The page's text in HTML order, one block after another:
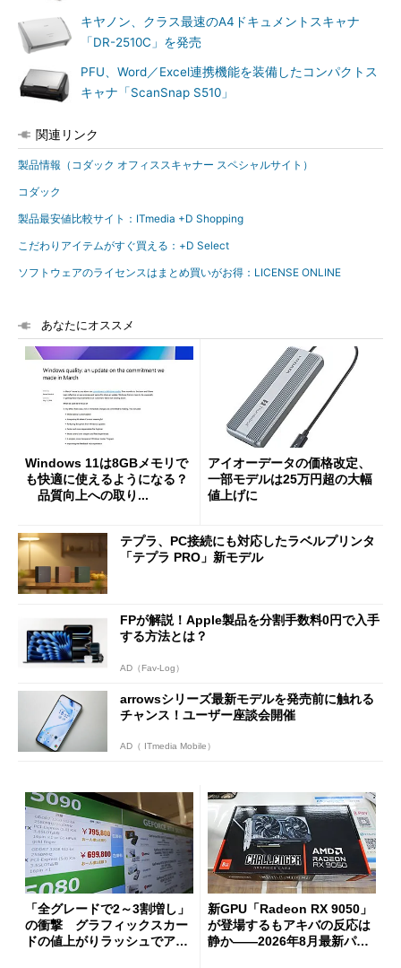
キヤノン、クラス最速のA4ドキュメントスキャナ
「DR-2510C」を発売
PFU、Word／Excel連携機能を装備したコンパクトス
キャナ「ScanSnap S510」
関連リンク
製品情報（コダック オフィススキャナー スペシャルサイト）
コダック
製品最安値比較サイト：ITmedia +D Shopping
こだわりアイテムがすぐ買える：+D Select
ソフトウェアのライセンスはまとめ買いがお得：LICENSE ONLINE
あなたにオススメ
Windows 11は8GBメモリで
も快適に使えるようになる？
品質向上への取り...
アイオーデータの価格改定、
一部モデルは25万円超の大幅
値上げに
テプラ、PC接続にも対応したラベルプリンタ
「テプラ PRO」新モデル
FPが解説！Apple製品を分割手数料0円で入手
する方法とは？
AD（Fav-Log）
arrowsシリーズ最新モデルを発売前に触れる
チャンス！ユーザー座談会開催
AD（ ITmedia Mobile）
「全グレードで2～3割増し」
の衝撃 グラフィックスカー
ドの値上がりラッシュでアキ
新GPU「Radeon RX 9050」
が登場するもアキバの反応は
静か――2026年8月最新パー